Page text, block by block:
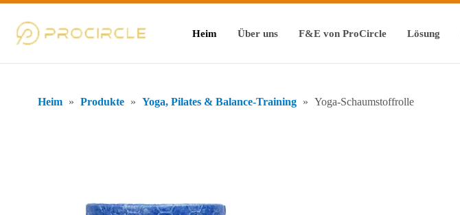
Heim Über uns F&E von ProCircle Lösung
Heim » Produkte » Yoga, Pilates & Balance-Training » Yoga-Schaumstoffrolle